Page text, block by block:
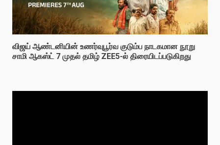
விஜய் ஆண்டனியின் உணர்வுபூர்வ குடும்ப நாடகமான நூறு
சாமி ஆகஸ்ட் 7 முதல் தமிழ் ZEE5-ல் திரையிடப்படுகிறது